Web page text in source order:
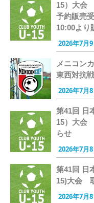
15）大会
予約販売
10:00より
2026年7月
メニコン
東西対抗
2026年7月
第41回 日
15）大会
らせ
2026年7月
第41回 日
15)大会
2026年7月